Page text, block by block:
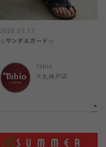
2026.07.17
☆サンダルガード☆
Tabio
大丸神戸店